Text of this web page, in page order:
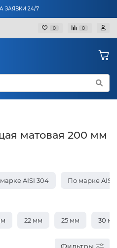
ЗАЯВКИ 24/7
0 0
матовая 200 мм
AISI 304 По марке AISI
22 мм 25 мм 30 мм